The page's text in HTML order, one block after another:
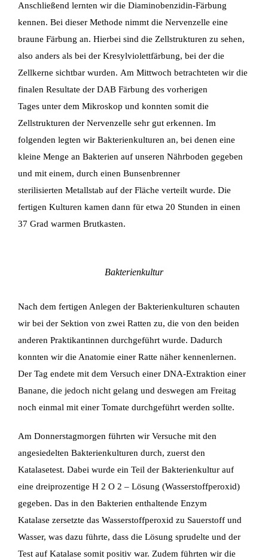
Anschließend lernten wir die Diaminobenzidin-Färbung
kennen. Bei dieser Methode nimmt die Nervenzelle eine
braune Färbung an. Hierbei sind die Zellstrukturen zu sehen,
also anders als bei der Kresylviolettfärbung, bei der die
Zellkerne sichtbar wurden. Am Mittwoch betrachteten wir die
finalen Resultate der DAB Färbung des vorherigen
Tages unter dem Mikroskop und konnten somit die
Zellstrukturen der Nervenzelle sehr gut erkennen. Im
folgenden legten wir Bakterienkulturen an, bei denen eine
kleine Menge an Bakterien auf unseren Nährboden gegeben
und mit einem, durch einen Bunsenbrenner
sterilisierten Metallstab auf der Fläche verteilt wurde. Die
fertigen Kulturen kamen dann für etwa 20 Stunden in einen
37 Grad warmen Brutkasten.
Bakterienkultur
Nach dem fertigen Anlegen der Bakterienkulturen schauten
wir bei der Sektion von zwei Ratten zu, die von den beiden
anderen Praktikantinnen durchgeführt wurde. Dadurch
konnten wir die Anatomie einer Ratte näher kennenlernen.
Der Tag endete mit dem Versuch einer DNA-Extraktion einer
Banane, die jedoch nicht gelang und deswegen am Freitag
noch einmal mit einer Tomate durchgeführt werden sollte.
Am Donnerstagmorgen führten wir Versuche mit den
angesiedelten Bakterienkulturen durch, zuerst den
Katalasetest. Dabei wurde ein Teil der Bakterienkultur auf
eine dreiprozentige H 2 O 2 – Lösung (Wasserstoffperoxid)
gegeben. Das in den Bakterien enthaltende Enzym
Katalase zersetzte das Wasserstoffperoxid zu Sauerstoff und
Wasser, was dazu führte, dass die Lösung sprudelte und der
Test auf Katalase somit positiv war. Zudem führten wir die